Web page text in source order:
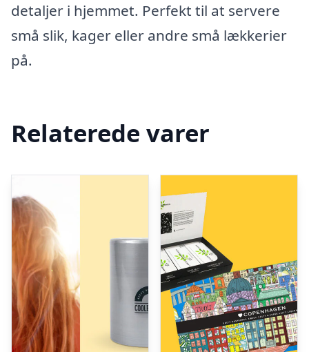
detaljer i hjemmet. Perfekt til at servere
små slik, kager eller andre små lækkerier
på.
Relaterede varer